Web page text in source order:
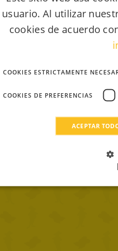
usuario. Al utilizar
cookies de acuerdo
COOKIES ESTRICTAMENTE
COOKIES DE PREFERENCIAS
ACEPTAR